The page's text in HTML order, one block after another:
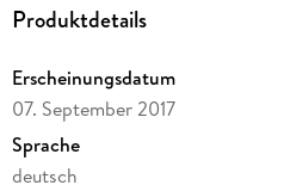
Haus ist, das es bis in eine
und die Rest-Familie dem Clou
schwarz-weißen Tapeten und
wenig abgewinnen kann.
Produktdetails
Erscheinungsdatum
07. September 2017
Sprache
deutsch